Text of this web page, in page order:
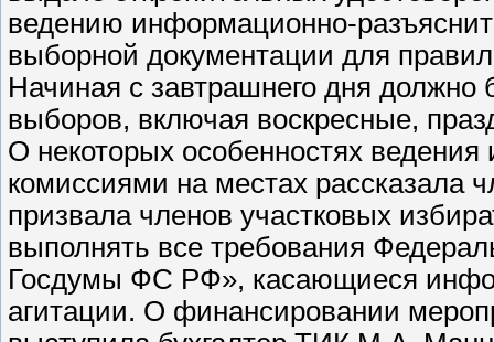
ведению информационно-
выборной документации для
Начиная с завтрашнего дня должно
выборов, включая воскресные,
О некоторых особенностях
комиссиями на местах рассказала
призвала членов участковых
выполнять все требования
Госдумы ФС РФ», касающиеся
агитации. О финансировании